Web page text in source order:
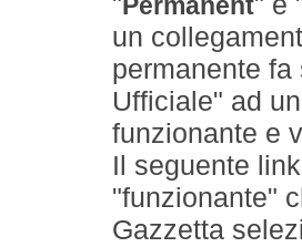
Permanent
un
permanente
Ufficiale" ad
funzionante e
Il seguente
"funzionante"
Gazzetta